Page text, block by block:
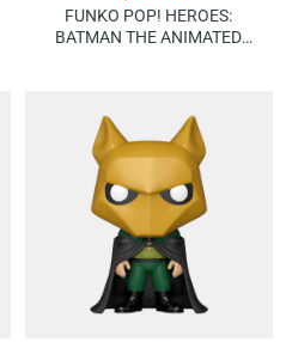
FUNKO POP! HEROES:
BATMAN THE ANIMATED